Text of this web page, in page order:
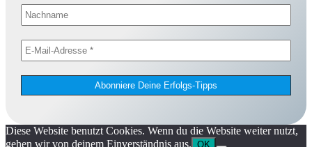
Diese Website benutzt Cookies. Wenn du die Website weiter nutzt,
gehen wir von deinem Einverständnis aus. OK